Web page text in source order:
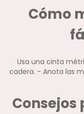
Cómo
Usa una cinta
cadera. - Anota las